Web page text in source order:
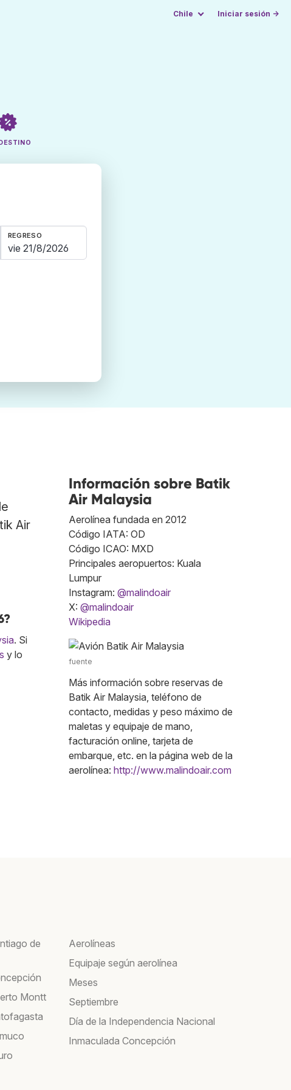
Chile Iniciar sesión →
REGRESO
Air
. Si
y lo
Información sobre Batik
Air Malaysia
Aerolínea fundada en 2012
Código IATA: OD
Código ICAO: MXD
Principales aeropuertos: Kuala
Lumpur
Instagram: @malindoair
X: @malindoair
Wikipedia
fuente
Más información sobre reservas de
Batik Air Malaysia, teléfono de
contacto, medidas y peso máximo de
maletas y equipaje de mano,
facturación online, tarjeta de
embarque, etc. en la página web de la
aerolínea: http://www.malindoair.com
de
Montt
Aerolíneas
Equipaje según aerolínea
Meses
Septiembre
Día de la Independencia Nacional
Inmaculada Concepción